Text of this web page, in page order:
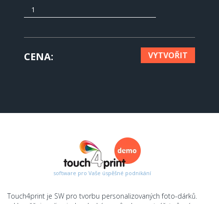
CENA VYTVOŘIT
software pro Vaše úspěšné podnikání
Touch4print je SW pro tvorbu personalizovaných foto-dárků.